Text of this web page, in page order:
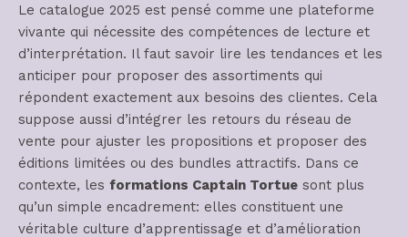
Le catalogue 2025 est pensé comme une plateforme
vivante qui nécessite des compétences de lecture et
d’interprétation. Il faut savoir lire les tendances et les
anticiper pour proposer des assortiments qui
répondent exactement aux besoins des clientes. Cela
suppose aussi d’intégrer les retours du réseau de
vente pour ajuster les propositions et proposer des
éditions limitées ou des bundles attractifs. Dans ce
contexte, les formations Captain Tortue sont plus
qu’un simple encadrement: elles constituent une
véritable culture d’apprentissage et d’amélioration